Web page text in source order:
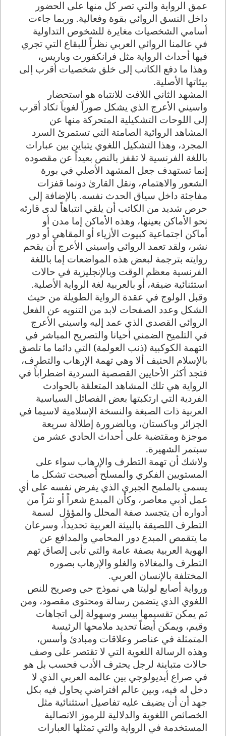
عمق الرواية والتي تصر كل منها على الحضور
داخل النسق الروائي بقوة وفعالية. وربما جاءت
أسامي الشخصيات مغايرة للشخوص التداولية
في عالمنا الروائي العربي نظراً للبقاع التي تجري
فيها أحداث الرواية مثل فرانكفورت وباريس،
وهذا ما دفع الكاتب إلى خلق شخصيات أقرب إلى
بيئاتها الأصلية.
المشهد الثاني اللافت للانتباه هو استحضار
واسيني الأعرج الذي يشكل صوراً لغوياً تكاد أقرب
إلى اللوحات التشكيلية المتحركة منها عن
المشاهد الروائية الصامتة التي تستمرئ السرد
المجرد، وهذا التشكيل اللغوي يتباين بين عبارات
باللغة الفرنسية لا تقفز بالنص بعيداً عن مقصوده
إنما تستهدف جعل المشهد الأصلي في بورة
الشعور والاهتمام، ونقل القارئ دونما قفزات
مفاجئة داخل سياق الحدث نفسه. بالإضافة إلى
حرص شديد من الكاتب أن يلقي انتباهاً لدى قارئه
نحو الأماكن بعينها، وهذه الأماكن إما مدن أو
أماكن اجتماعية كبيوت الأزياء أو المقاهي أو دور
نشر، ولقد تعمد الروائي واسيني الأعرج أن يقحم
روايته بترجمة لبعض هذه المواضعات إما باللغة
الفرنسية معظم الوقت وبالإنجليزية في حالات
استثنائية ضيقة، أو بالعربية لغة الرواية الأصلية.
وقبل الولوج في عقدة الرواية الطويلة من حيث
الشكل وعدد الصفحات لابد من التنويه عن الفعل
الروائي القصدي الذي عمد إليه واسيني الأعرج
في التلميح الضمني أحيانا والتصريح المباشر في
التهمة الكوكبية (ذنب العولمة) التي دائما ما تلصق
بالإسلام الحنيف ألا وهي تهمة الإرهاب والتطرف،
فتجد أكثر الأحايين القصصية السردية اضطراباً في
الرواية هي تلك المشاهد المتعلقة بالحوادث
الفردية التي ارتكبتها بعض الفصائل السياسية
العربية ذات الصبغة والنسخة الإسلامية لاسيما في
الجزائر وباكستان، وبالضرورة إطلالة سريعة
موجزة ومقتضبة على أحداث الحادي عشر من
سبتمر الشهيرة.
ولاشك أن تهمة التطرف والإرهاب سواء على
المستويين الفكري والمسلح أصبحت تشكل ما
يسمى بالملمح الجبري الذي يفرض نفسه على أي
عمل أدبي معاصر، وكأن المبدع شعراً أو نثراً من
أدواره أن يتجسد صفة المحلل والمؤؤل لسمة
التطرف اللصيقة بالبيئة العربية تحديداً، وسرعان
ما يتقمص المبدع دور المحامي والمدافع عن
الهوية العربية بصفة عامة والتي تأبى إلصاق تهم
التطرف والمغالاة والغلو والإرهاب بصوره
المختلفة بالإنسان العربي.
ورواية أصابع لوليتا هي نموذج حي وصريح للنص
اللغوي الذي يتضمن رسالة ومحتوى مقصود، ومن
ثم يمكن تقسيمها بيسر وسهولة إلى اتجاهات
وقيم، ويمكن أيضاً تحديد ملامحها الرئيسة
المتمثلة في عناصر وعلاقات ومبادئ وأسس،
وهذه الرسالة اللغوية التي لا تقتصر على وصف
حالات متباينة لرجل يحترف الأدب فحسب بل هو
في صراع أيديولوجي بين عالمه العربي الذي لا
دخل له فيه، وبين عالم افتراضي يحاول فيه بكل
جهد أن أن يضيف عليه تفاصيل استثنائية مثل
الخصائص اللغوية والدلالية للرموز الاتصالية
المستخدمة في الرواية والتي تمثلها العبارات